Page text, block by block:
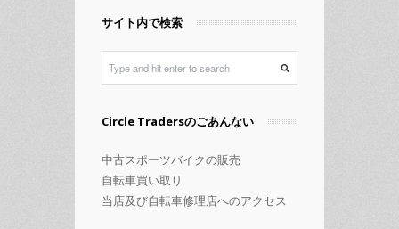
ゴ
ー
サイト内で検索
Circle Tradersのごあんない
中古スポーツバイクの販売
自転車買い取り
当店及び自転車修理店へのアクセス